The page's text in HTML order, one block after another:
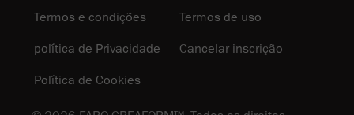
Termos e condições
Termos de uso
política de Privacidade
Cancelar inscrição
Política de Cookies